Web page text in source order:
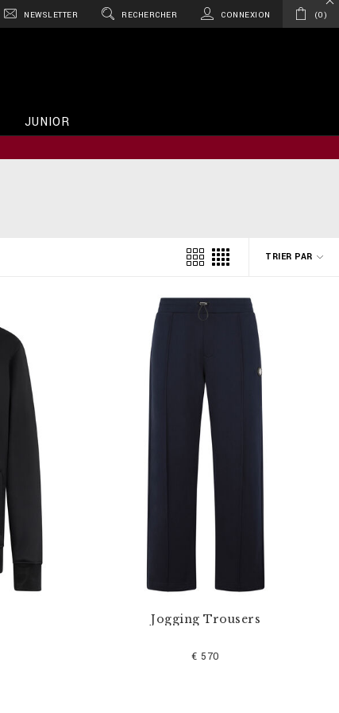
NEWSLETTER RECHERCHER CONNEXION 0
JUNIOR
TRIER PAR
Jogging Trousers
€ 570